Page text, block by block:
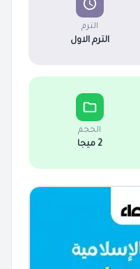
الترم
الترم الاول
الحجم
2 ميجا